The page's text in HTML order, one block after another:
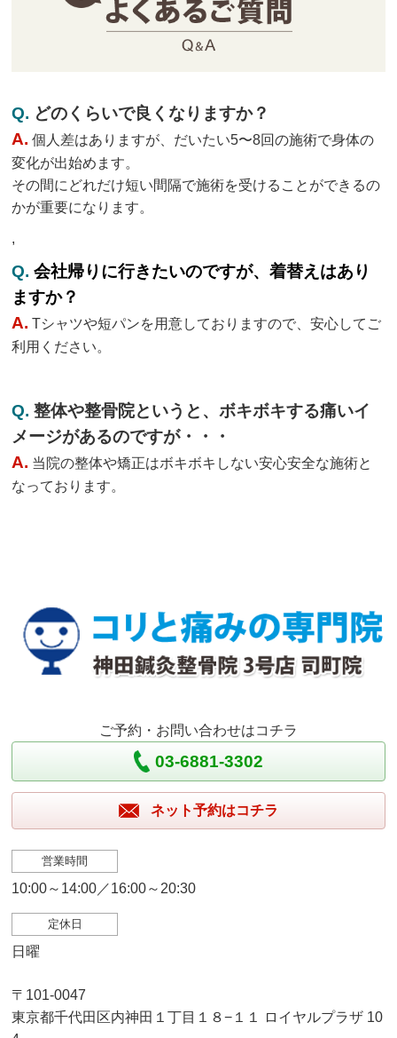
Q. どのくらいで良くなりますか？
A. 個人差はありますが、だいたい5〜8回の施術で身体の
変化が出始めます。
その間にどれだけ短い間隔で施術を受けることができるの
かが重要になります。
,
Q.会社帰りに行きたいのですが、着替えはあり
ますか？
A. Tシャツや短パンを用意しておりますので、安心してご
利用ください。
Q.整体や整骨院というと、ボキボキする痛いイ
メージがあるのですが・・・
A. 当院の整体や矯正はボキボキしない安心安全な施術と
なっております。
ご予約・お問い合わせはコチラ
03-6881-3302
ネット予約はコチラ
営業時間
10:00～14:00／16:00～20:30
定休日
日曜
〒101-0047
東京都千代田区内神田１丁目１８−１１ ロイヤルプラザ 10